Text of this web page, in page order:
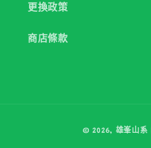
更換政策
商店條款
© 2026, 雄峯山系